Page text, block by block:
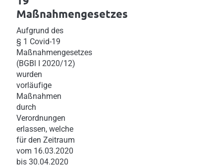
Maßnahmengesetzes
Aufgrund des
§ 1 Covid-19
Maßnahmengesetzes
(BGBl I 2020/12)
wurden
vorläufige
Maßnahmen
durch
Verordnungen
erlassen, welche
für den Zeitraum
vom 16.03.2020
bis 30.04.2020